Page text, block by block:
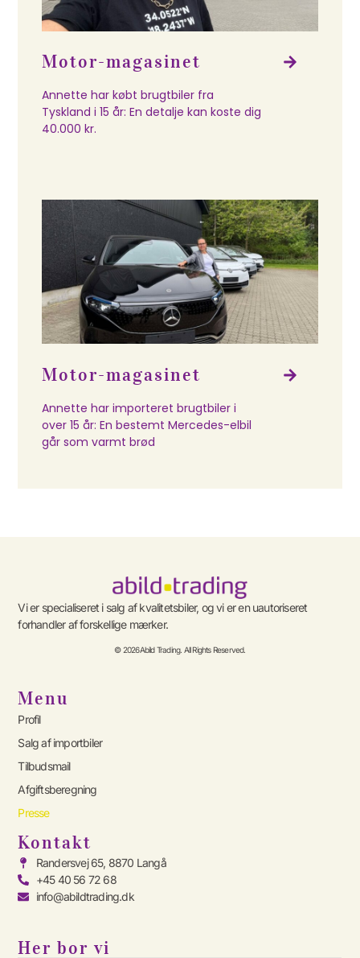
Motor-magasinet
Annette har købt brugtbiler fra
Tyskland i 15 år: En detalje kan koste dig
40.000 kr.
Motor-magasinet
Annette har importeret brugtbiler i
over 15 år: En bestemt Mercedes-elbil
går som varmt brød
Vi er specialiseret i salg af kvalitetsbiler, og vi er en uautoriseret
forhandler af forskellige mærker.
© 2026Abild Trading. All Rights Reserved.
Menu
Profil
Salg af importbiler
Tilbudsmail
Afgiftsberegning
Presse
Kontakt
Randersvej 65, 8870 Langå
+45 40 56 72 68
info@abildtrading.dk
Her bor vi